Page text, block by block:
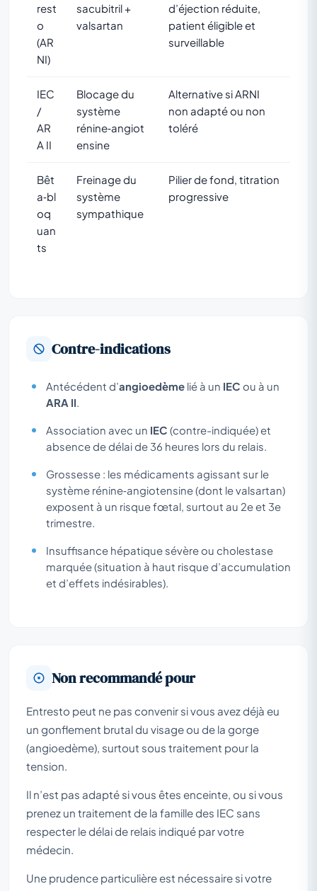
rest
o
(AR
NI)
sacubitril +
valsartan
d’éjection réduite,
patient éligible et
surveillable
IEC
/
AR
A II
Blocage du
système
rénine‑angiot
ensine
Alternative si ARNI
non adapté ou non
toléré
Bêt
a‑bl
oq
uan
ts
Freinage du
système
sympathique
Pilier de fond, titration
progressive
Contre-indications
Antécédent d’angioedème lié à un IEC ou à un
ARA II
Association avec un IEC (contre-indiquée) et
absence de délai de 36 heures lors du relais.
Grossesse : les médicaments agissant sur le
système rénine‑angiotensine (dont le valsartan)
exposent à un risque fœtal, surtout au 2e et 3e
trimestre.
Insuffisance hépatique sévère ou cholestase
marquée (situation à haut risque d’accumulation
et d’effets indésirables).
Non recommandé pour
Entresto peut ne pas convenir si vous avez déjà eu
un gonflement brutal du visage ou de la gorge
(angioedème), surtout sous traitement pour la
tension.
Il n’est pas adapté si vous êtes enceinte, ou si vous
prenez un traitement de la famille des IEC sans
respecter le délai de relais indiqué par votre
médecin.
Une prudence particulière est nécessaire si votre